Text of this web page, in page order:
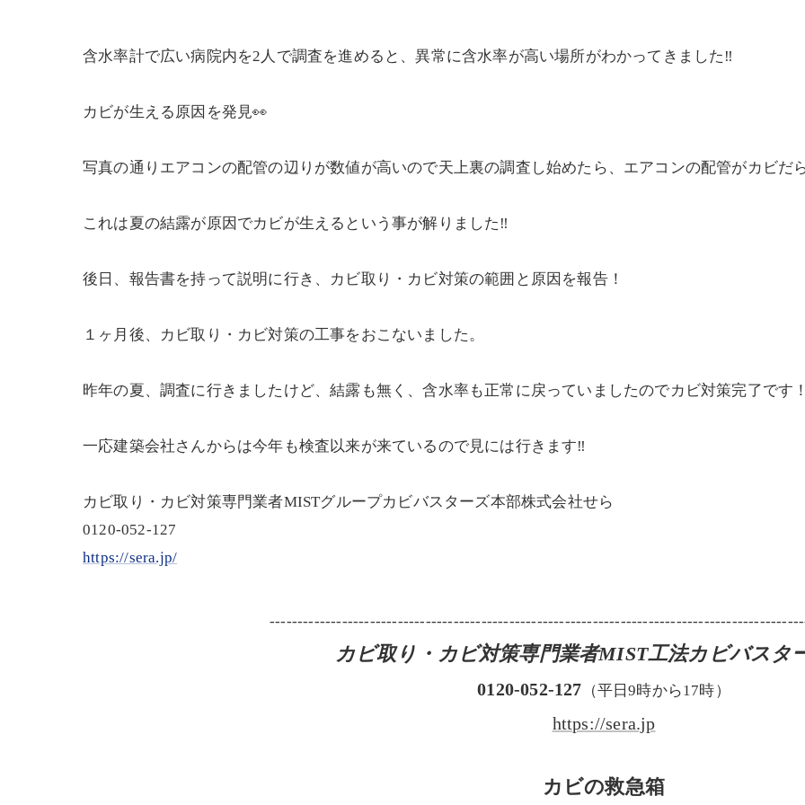
含水率計で広い病院内を2人で調査を進めると、異常に含水率が高い場所がわかってきました‼️
カビが生える原因を発見👀
写真の通りエアコンの配管の辺りが数値が高いので天上裏の調査し始めたら、エアコンの配管がカビだ
これは夏の結露が原因でカビが生えるという事が解りました‼️
後日、報告書を持って説明に行き、カビ取り・カビ対策の範囲と原因を報告！
１ヶ月後、カビ取り・カビ対策の工事をおこないました。
昨年の夏、調査に行きましたけど、結露も無く、含水率も正常に戻っていましたのでカビ対策完了です！
一応建築会社さんからは今年も検査以来が来ているので見には行きます‼️
カビ取り・カビ対策専門業者MISTグループカビバスターズ本部株式会社せら
0120-052-127
https://sera.jp/
カビ取り・カビ対策専門業者MIST工法カビバスタ
0120-052-127 （平日9時から17時）
https://sera.jp
カビの救急箱